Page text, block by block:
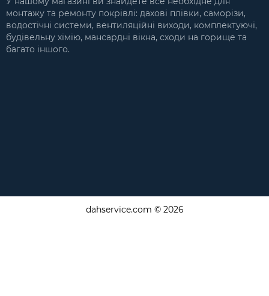
монтажу та ремонту покрівлі: дахові плівки, саморізи,
водостічні системи, вентиляційні виходи, комплектуючі,
будівельну хімію, мансардні вікна, сходи на горище та
багато іншого.
dahservice.com © 2026